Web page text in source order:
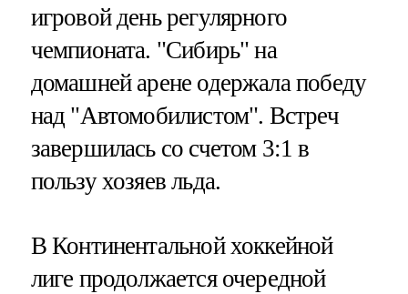
игровой день регулярного
чемпионата. "Сибирь" на
домашней арене одержала победу
над "Автомобилистом". Встреч
завершилась со счетом 3:1 в
пользу хозяев льда.
В Континентальной хоккейной
лиге продолжается очередной